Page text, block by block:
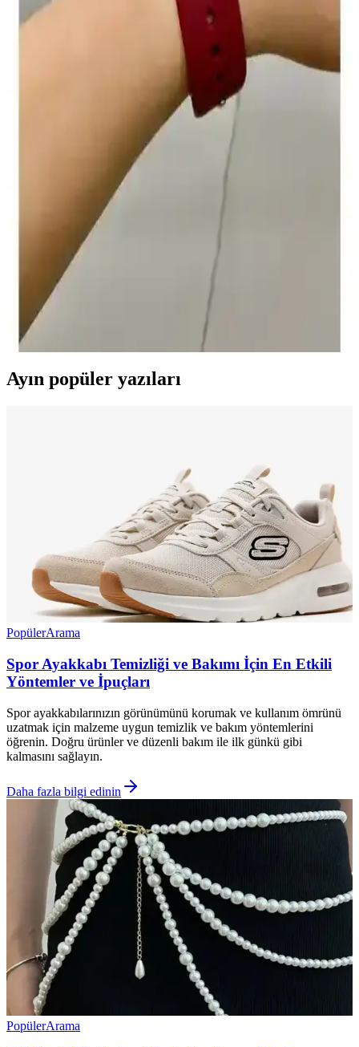
Asfal Metal Başlıklı Apple Watch Kayışı: 42–49 mm
uyumlu, Watch Ultra için şık tasarım
Asfal Metal Başlıklı Apple Watch Kayışı, 42–49 mm aralığında
uyum sağlar ve Watch Ultra ile uyumludur. Dayanıklı metal başlık,
yumuşak iç yüzey ve estetik kumaş hissi konforu artırır; montaj
kolaylığı ve kilit güvenilirliği ise değişkenlik gösterir.
Apple Watch Series 10 ve 11 46 mm için dayanıklı
ve şık koruyucu kılıf seçenekleri
İki farklı Apple Watch koruyucu ürününü karşılaştırıyoruz.
Dayanıklılık, kullanım kolaylığı ve estetik özellikleriyle cihazınızı
güvenle koruyan seçenekler hakkında detaylar burada.
Vip Case Uyumlu Apple Watch Spor Silikon
Kayışları Detaylı İnceleme
Vip Case tarafından tasarlanan silikon kayışlar, Apple Watch
modelleriyle uyumlu, hafif, dayanıklı ve çeşitli renk seçenekleriyle
kullanımı kolay, uzun ömürlü saat aksesuarlarıdır.
Ayın popüler yazıları
PopülerArama
Spor Ayakkabı Temizliği ve Bakımı İçin En Etkili
Yöntemler ve İpuçları
Spor ayakkabılarınızın görünümünü korumak ve kullanım ömrünü
uzatmak için malzeme uygun temizlik ve bakım yöntemlerini
öğrenin. Doğru ürünler ve düzenli bakım ile ilk günkü gibi
kalmasını sağlayın.
Daha fazla bilgi edinin
PopülerArama